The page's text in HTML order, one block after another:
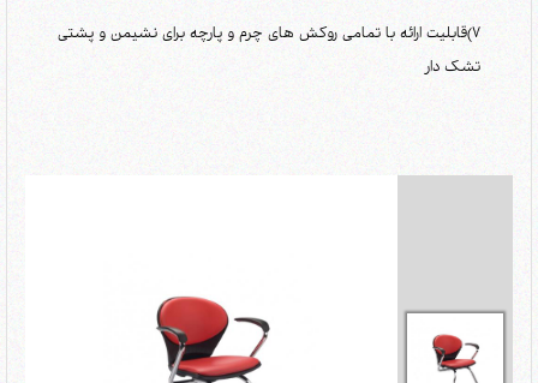
7)قابلیت ارائه با تمامی روکش های چرم و پارچه برای نشیمن و پشتی
تشک دار